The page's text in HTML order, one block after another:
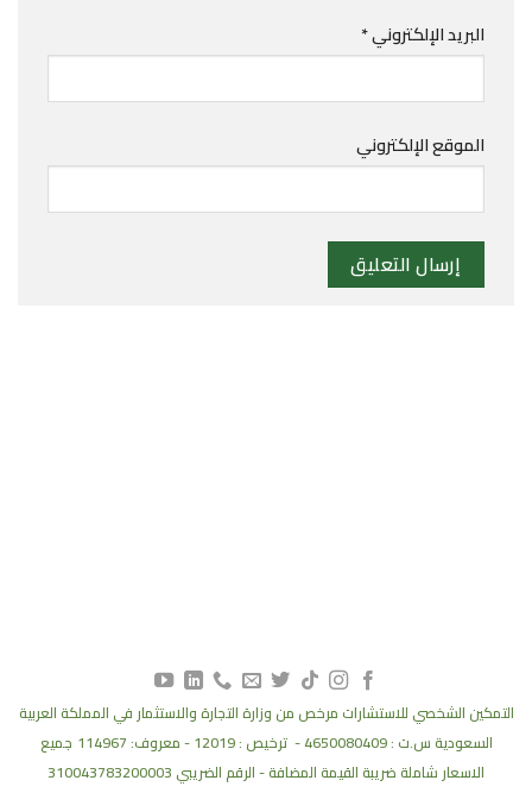
البريد الإلكتروني*
الموقع الإلكتروني
التمكين الشخصي للاستشارات مرخص من وزارة التجارة والاستثمار في المملكة العربية
السعودية س.ت : 4650080409 - ترخيص : 12019 - معروف: 114967
جميع
الاسعار شاملة ضريبة القيمة المضافة - الرقم الضريبي 310043783200003